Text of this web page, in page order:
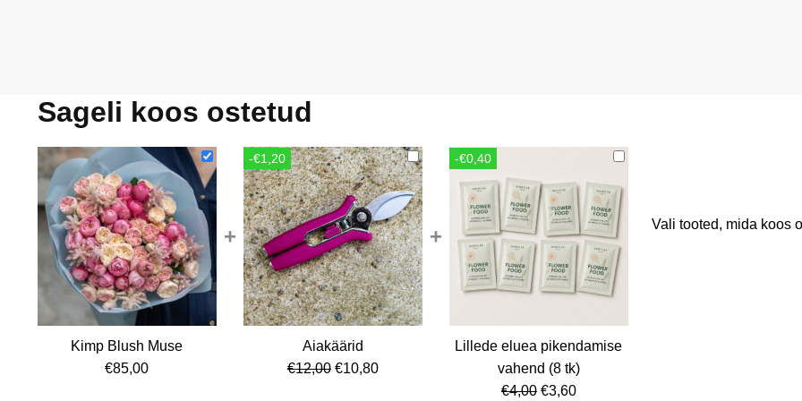
Sageli koos ostetud
Kimp Blush Muse
€85,00
+
-€1,20
Aiakäärid
€12,00 Algne
€10,80Current
+
-€0,40
Lillede eluea pikendamise
vahend (8 tk)
€4,00 Algne
€3,60Current
Vali tooted, mida koos